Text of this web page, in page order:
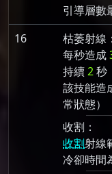
引導層數
16
枯萎射線：
每秒造成
持續2秒
該技能造
常狀態）
收割：
收割射線
冷卻時間